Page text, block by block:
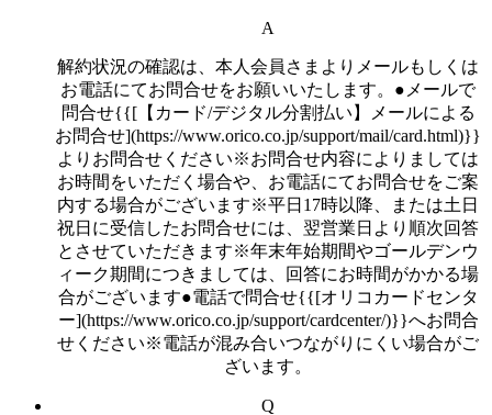
A
解約状況の確認は、本人会員さまよりメールもしくは
お電話にてお問合せをお願いいたします。●メールで
問合せ{{[【カード/デジタル分割払い】メールによる
お問合せ](https://www.orico.co.jp/support/mail/card.html)}}
よりお問合せください※お問合せ内容によりましては
お時間をいただく場合や、お電話にてお問合せをご案
内する場合がございます※平日17時以降、または土日
祝日に受信したお問合せには、翌営業日より順次回答
とさせていただきます※年末年始期間やゴールデンウ
ィーク期間につきましては、回答にお時間がかかる場
合がございます●電話で問合せ{{[オリコカードセンタ
ー](https://www.orico.co.jp/support/cardcenter/)}}へお問合
せください※電話が混み合いつながりにくい場合がご
ざいます。
Q